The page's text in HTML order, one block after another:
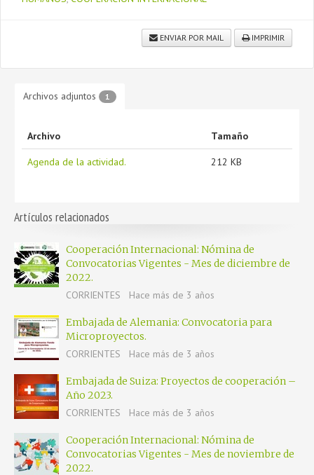
ENVIAR POR MAIL IMPRIMIR
Archivos adjuntos 1
Archivo Tamaño
Agenda de la actividad. 212 KB
Artículos relacionados
Cooperación Internacional: Nómina de
Convocatorias Vigentes - Mes de diciembre de
2022.
CORRIENTES
Hace más de 3 años
Embajada de Alemania: Convocatoria para
Microproyectos.
CORRIENTES
Hace más de 3 años
Embajada de Suiza: Proyectos de cooperación –
Año 2023.
CORRIENTES
Hace más de 3 años
Cooperación Internacional: Nómina de
Convocatorias Vigentes - Mes de noviembre de
2022.